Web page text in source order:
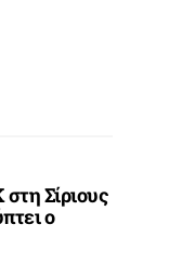
Σίριους
ο